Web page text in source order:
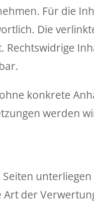
Für die
Die
konkrete
werden
Art der